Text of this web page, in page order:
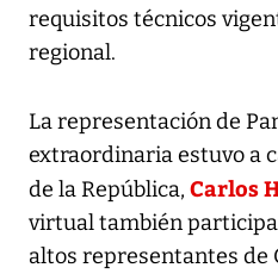
requisitos técnicos
regional.
La representación de
extraordinaria estuvo a
de la República, Carlos
virtual también
altos representantes de